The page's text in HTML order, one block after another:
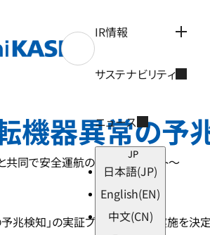
IR情報
サステナビリティ
ニュース
JP
日本語(JP)
English(EN)
中文(CN)
機器異常の予
同で安全運航の強化をサポート～
兆検知」の実証プロジェクトの実施を決